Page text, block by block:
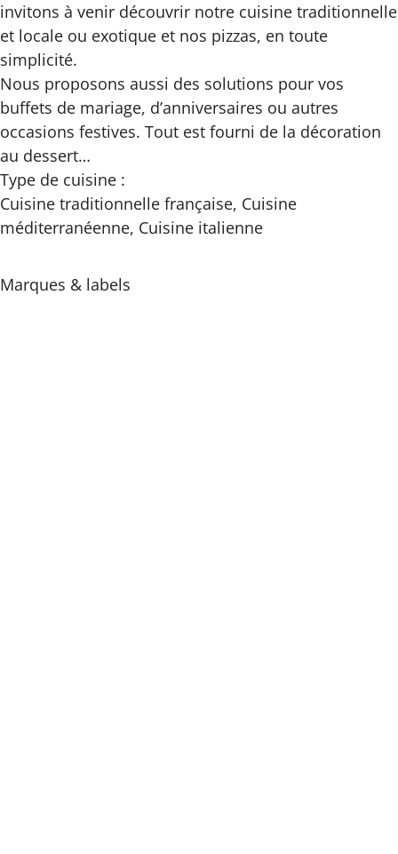
invitons à venir découvrir notre cuisine traditionnelle
et locale ou exotique et nos pizzas, en toute
simplicité.
Nous proposons aussi des solutions pour vos
buffets de mariage, d’anniversaires ou autres
occasions festives. Tout est fourni de la décoration
au dessert…
Type de cuisine :
Cuisine traditionnelle française, Cuisine
méditerranéenne, Cuisine italienne
Marques & labels